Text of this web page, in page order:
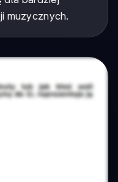
muzycznych.